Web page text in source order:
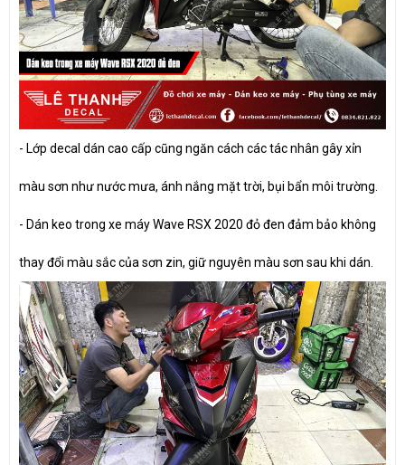
- Lớp decal dán cao cấp cũng ngăn cách các tác nhân gây xỉn
màu sơn như nước mưa, ánh nắng mặt trời, bụi bẩn môi trường.
- Dán keo trong xe máy Wave RSX 2020 đỏ đen đảm bảo không
thay đổi màu sắc của sơn zin, giữ nguyên màu sơn sau khi dán.